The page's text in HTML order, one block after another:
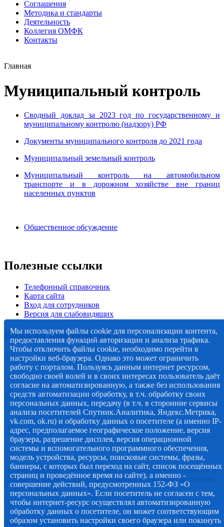
Соглашения
Методика и стандарты
Деятельность
Коллегия ОМФК
Контакты
Главная
Муниципальный контроль
Сводный доклад за 2023 год по государственному и
муниципальному контролю (надзору) РФ
Документы муниципального контроля до 2021 года
Муниципальный земельный контроль
Муниципальный контроль на автомобильном
транспорте и в дорожном хозяйстве вне границ
населенных пунктов
Общественное обсуждение
Полезные ссылки
Телефонный справочник
Карта сайта
Вход для сотрудников
Версия для слабовидящих
Важная информация
Прогноз погоды, статистическая информация курсов валют и
данные по коронавирусу, обновляются в постоянном режиме,
7 дней в неделю.
© 2012-2020 Наименование СМИ: алмазный-край.рф.
Учредитель Администрация муниципального образования
"Мирнинский район" РС (Я)
678170, Республика Саха (Якутия), г. Мирный, ул. Ленина,
Мы используем файлы cookie для персонализации контента,
предоставления функций авторизации и анализа трафика.
Чтобы отключить файлы cookie, необходимо перейти в
настройки веб-браузера. Однако это может ограничить
работу с порталом. Пользуясь данным интернет ресурсом,
свободно своей волей и в своих интересах пользователь даёт
согласие на автоматизированную, а также без использования
средств автоматизации обработку, в т.ч. обработку своих
персональных данных, передачу (в т.ч. в сторонние сервисы
анализа посетителей Спутник.Аналитика, Яндекс.Метрика,
vk.com, ok.ru) и обработку данных о посетителе (а именно IP-
адрес, предполагаемое географическое положение, версия
браузера, разрешение дисплея, версия операционной
системы и вспомогательного программного обеспечения,
модель устройства, ресурсы, поисковые системы, фразы,
баннеры, с которых был переход на сайт, список посещённых
страниц и проведённое время на сайте), а именно -
совершение действий, предусмотренных 152-ФЗ «О
персональных данных». Если посетитель не согласен с тем,
чтобы интернет-ресурс осуществлял автоматизированную
обработку данных о посетителе, он может соответствующим
образом установить настройки своего браузера или покинуть